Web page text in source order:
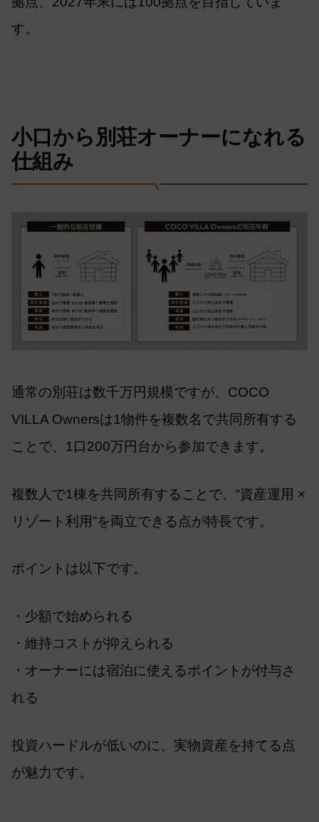
す。
小口から別荘オーナーになれる
仕組み
通常の別荘は数千万円規模ですが、COCO
VILLA Ownersは1物件を複数名で共同所有する
ことで、1口200万円台から参加できます。
複数人で1棟を共同所有することで、“資産運用 ×
リゾート利用”を両立できる点が特長です。
ポイントは以下です。
・少額で始められる
・維持コストが抑えられる
・オーナーには宿泊に使えるポイントが付与さ
れる
投資ハードルが低いのに、実物資産を持てる点
が魅力です。